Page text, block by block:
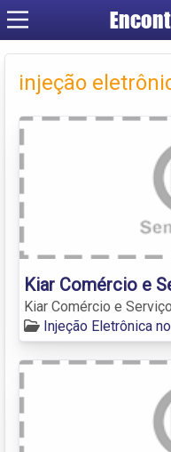
injeção
Kiar Comércio e
Kiar Comércio e
Injeção Eletrônica